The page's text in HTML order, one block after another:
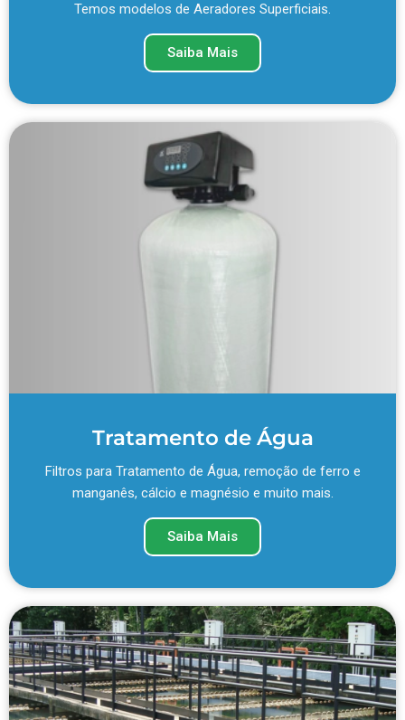
Temos modelos de Aeradores Superficiais.
Saiba Mais
Tratamento de Água
Filtros para Tratamento de Água, remoção de ferro e
manganês, cálcio e magnésio e muito mais.
Saiba Mais